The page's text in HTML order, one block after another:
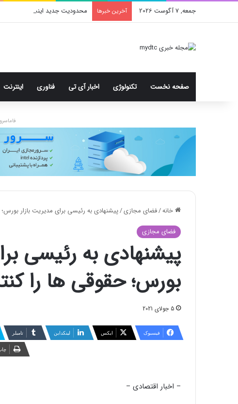
جمعه, 7 آگوست 2026 آخرین خبرها محدودیت جدید اینستاگرام: هر
صفحه نخست تکنولوژی اخبار آی تی فناوری اینترنت
خانه/فضای مجازی/پیشنهادی به رئیسی برای مدیریت بازار
فضای مجازی
پیشنهادی به رئیسی
بورس؛ حقوقی ها را
5 جولای 2021
فیسبوک ایکس لینکداین تامبلر
– اخبار اقتصادی –